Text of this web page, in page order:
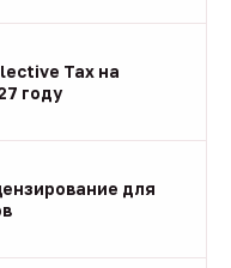
Tax на
году
для